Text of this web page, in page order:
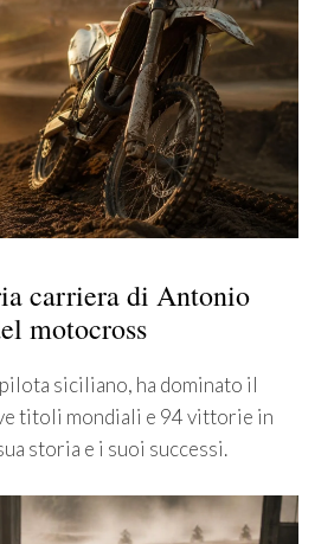
carriera di Antonio
motocross
siciliano, ha dominato il
titoli mondiali e 94 vittorie in
storia e i suoi successi.